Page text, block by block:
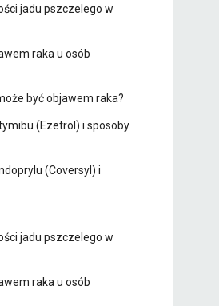
jadu pszczelego w
raka u osób
być objawem raka?
(Ezetrol) i sposoby
(Coversyl) i
jadu pszczelego w
raka u osób